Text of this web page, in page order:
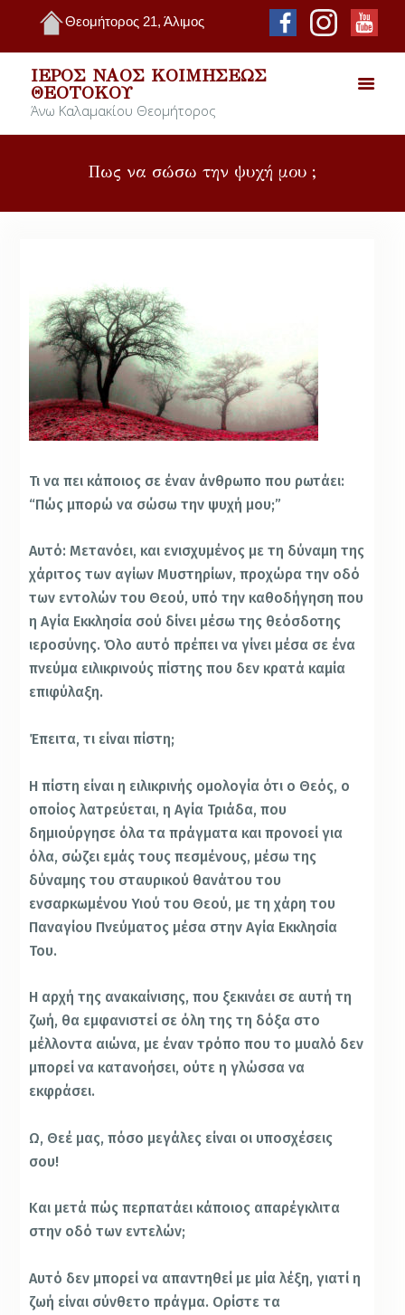
Θεομήτορος 21, Άλιμος
ΙΕΡΌΣ ΝΑΌΣ ΚΟΙΜΉΣΕΩΣ
ΘΕΟΤΌΚΟΥ
Άνω Καλαμακίου Θεομήτορος
Πως να σώσω την ψυχή μου ;
Τι να πει κάποιος σε έναν άνθρωπο που ρωτάει:
“Πώς μπορώ να σώσω την ψυχή μου;”
Αυτό: Μετανόει, και ενισχυμένος με τη δύναμη της
χάριτος των αγίων Μυστηρίων, προχώρα την οδό
των εντολών του Θεού, υπό την καθοδήγηση που
η Αγία Εκκλησία σού δίνει μέσω της θεόσδοτης
ιεροσύνης. Όλο αυτό πρέπει να γίνει μέσα σε ένα
πνεύμα ειλικρινούς πίστης που δεν κρατά καμία
επιφύλαξη.
Έπειτα, τι είναι πίστη;
Η πίστη είναι η ειλικρινής ομολογία ότι ο Θεός, ο
οποίος λατρεύεται, η Αγία Τριάδα, που
δημιούργησε όλα τα πράγματα και προνοεί για
όλα, σώζει εμάς τους πεσμένους, μέσω της
δύναμης του σταυρικού θανάτου του
ενσαρκωμένου Υιού του Θεού, με τη χάρη του
Παναγίου Πνεύματος μέσα στην Αγία Εκκλησία
Του.
Η αρχή της ανακαίνισης, που ξεκινάει σε αυτή τη
ζωή, θα εμφανιστεί σε όλη της τη δόξα στο
μέλλοντα αιώνα, με έναν τρόπο που το μυαλό δεν
μπορεί να κατανοήσει, ούτε η γλώσσα να
εκφράσει.
Ω, Θεέ μας, πόσο μεγάλες είναι οι υποσχέσεις
σου!
Και μετά πώς περπατάει κάποιος απαρέγκλιτα
στην οδό των εντελών;
Αυτό δεν μπορεί να απαντηθεί με μία λέξη, γιατί η
ζωή είναι σύνθετο πράγμα. Ορίστε τα